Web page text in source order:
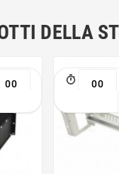
DELLA
00
00